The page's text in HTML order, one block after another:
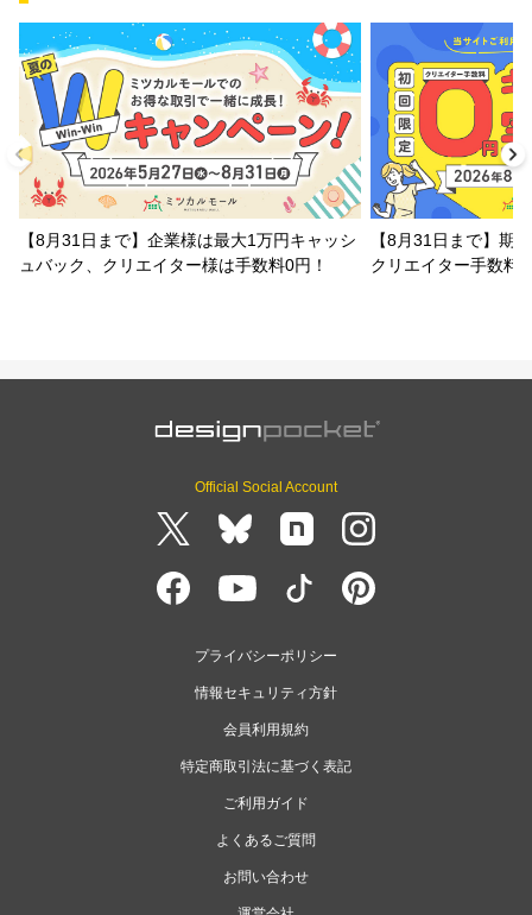
【8月31日まで】企業様は最大1万円キャッシ
ュバック、クリエイター様は手数料0円！
【8月31日まで】期
クリエイター手数料
Official Social Account
プライバシーポリシー
情報セキュリティ方針
会員利用規約
特定商取引法に基づく表記
ご利用ガイド
よくあるご質問
お問い合わせ